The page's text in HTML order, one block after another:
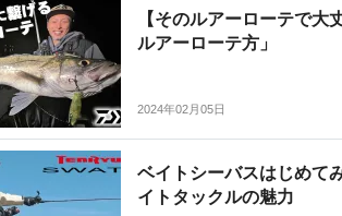
【そのルアーローテで大
ルアーローテ方」
2024年02月05日
ベイトシーバスはじめて
イトタックルの魅力